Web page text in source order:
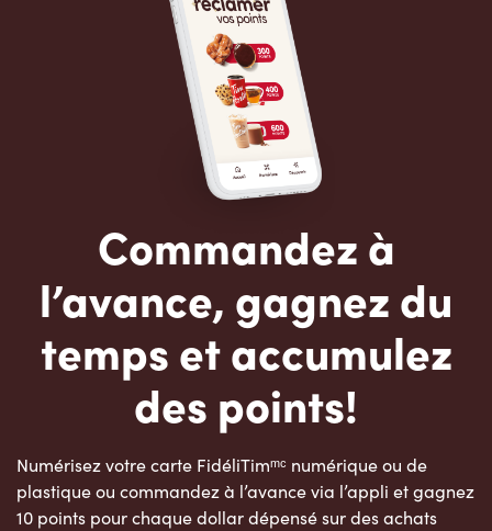
Commandez à
l’avance, gagnez du
temps et accumulez
des points!
Numérisez votre carte FidéliTimᵐᶜ numérique ou de
plastique ou commandez à l’avance via l’appli et gagnez
10 points pour chaque dollar dépensé sur des achats